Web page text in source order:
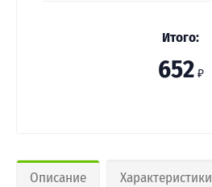
Итого:
652 ₽
Описание Характеристики